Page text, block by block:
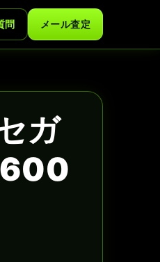
問 メール査定
ガ